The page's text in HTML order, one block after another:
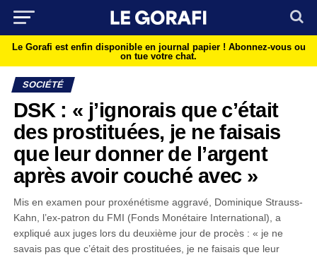
Le Gorafi est enfin disponible en journal papier ! Abonnez-vous ou
on tue votre chat.
SOCIÉTÉ
DSK : « j’ignorais que c’était
des prostituées, je ne faisais
que leur donner de l’argent
après avoir couché avec »
Mis en examen pour proxénétisme aggravé, Dominique Strauss-
Kahn, l’ex-patron du FMI (Fonds Monétaire International), a
expliqué aux juges lors du deuxième jour de procès : « je ne
savais pas que c’était des prostituées, je ne faisais que leur